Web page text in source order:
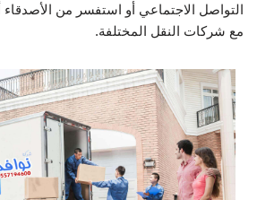
التواصل الاجتماعي أو استفسر من الأصدقاء
مع شركات النقل المختلفة.